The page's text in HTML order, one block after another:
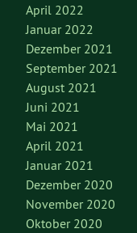
April 2022
Januar 2022
Dezember 2021
September 2021
August 2021
Juni 2021
Mai 2021
April 2021
Januar 2021
Dezember 2020
November 2020
Oktober 2020